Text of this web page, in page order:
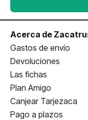
Acerca de
Gastos de envío
Devoluciones
Las fichas
Plan Amigo
Canjear Tarjezaca
Pago a plazos